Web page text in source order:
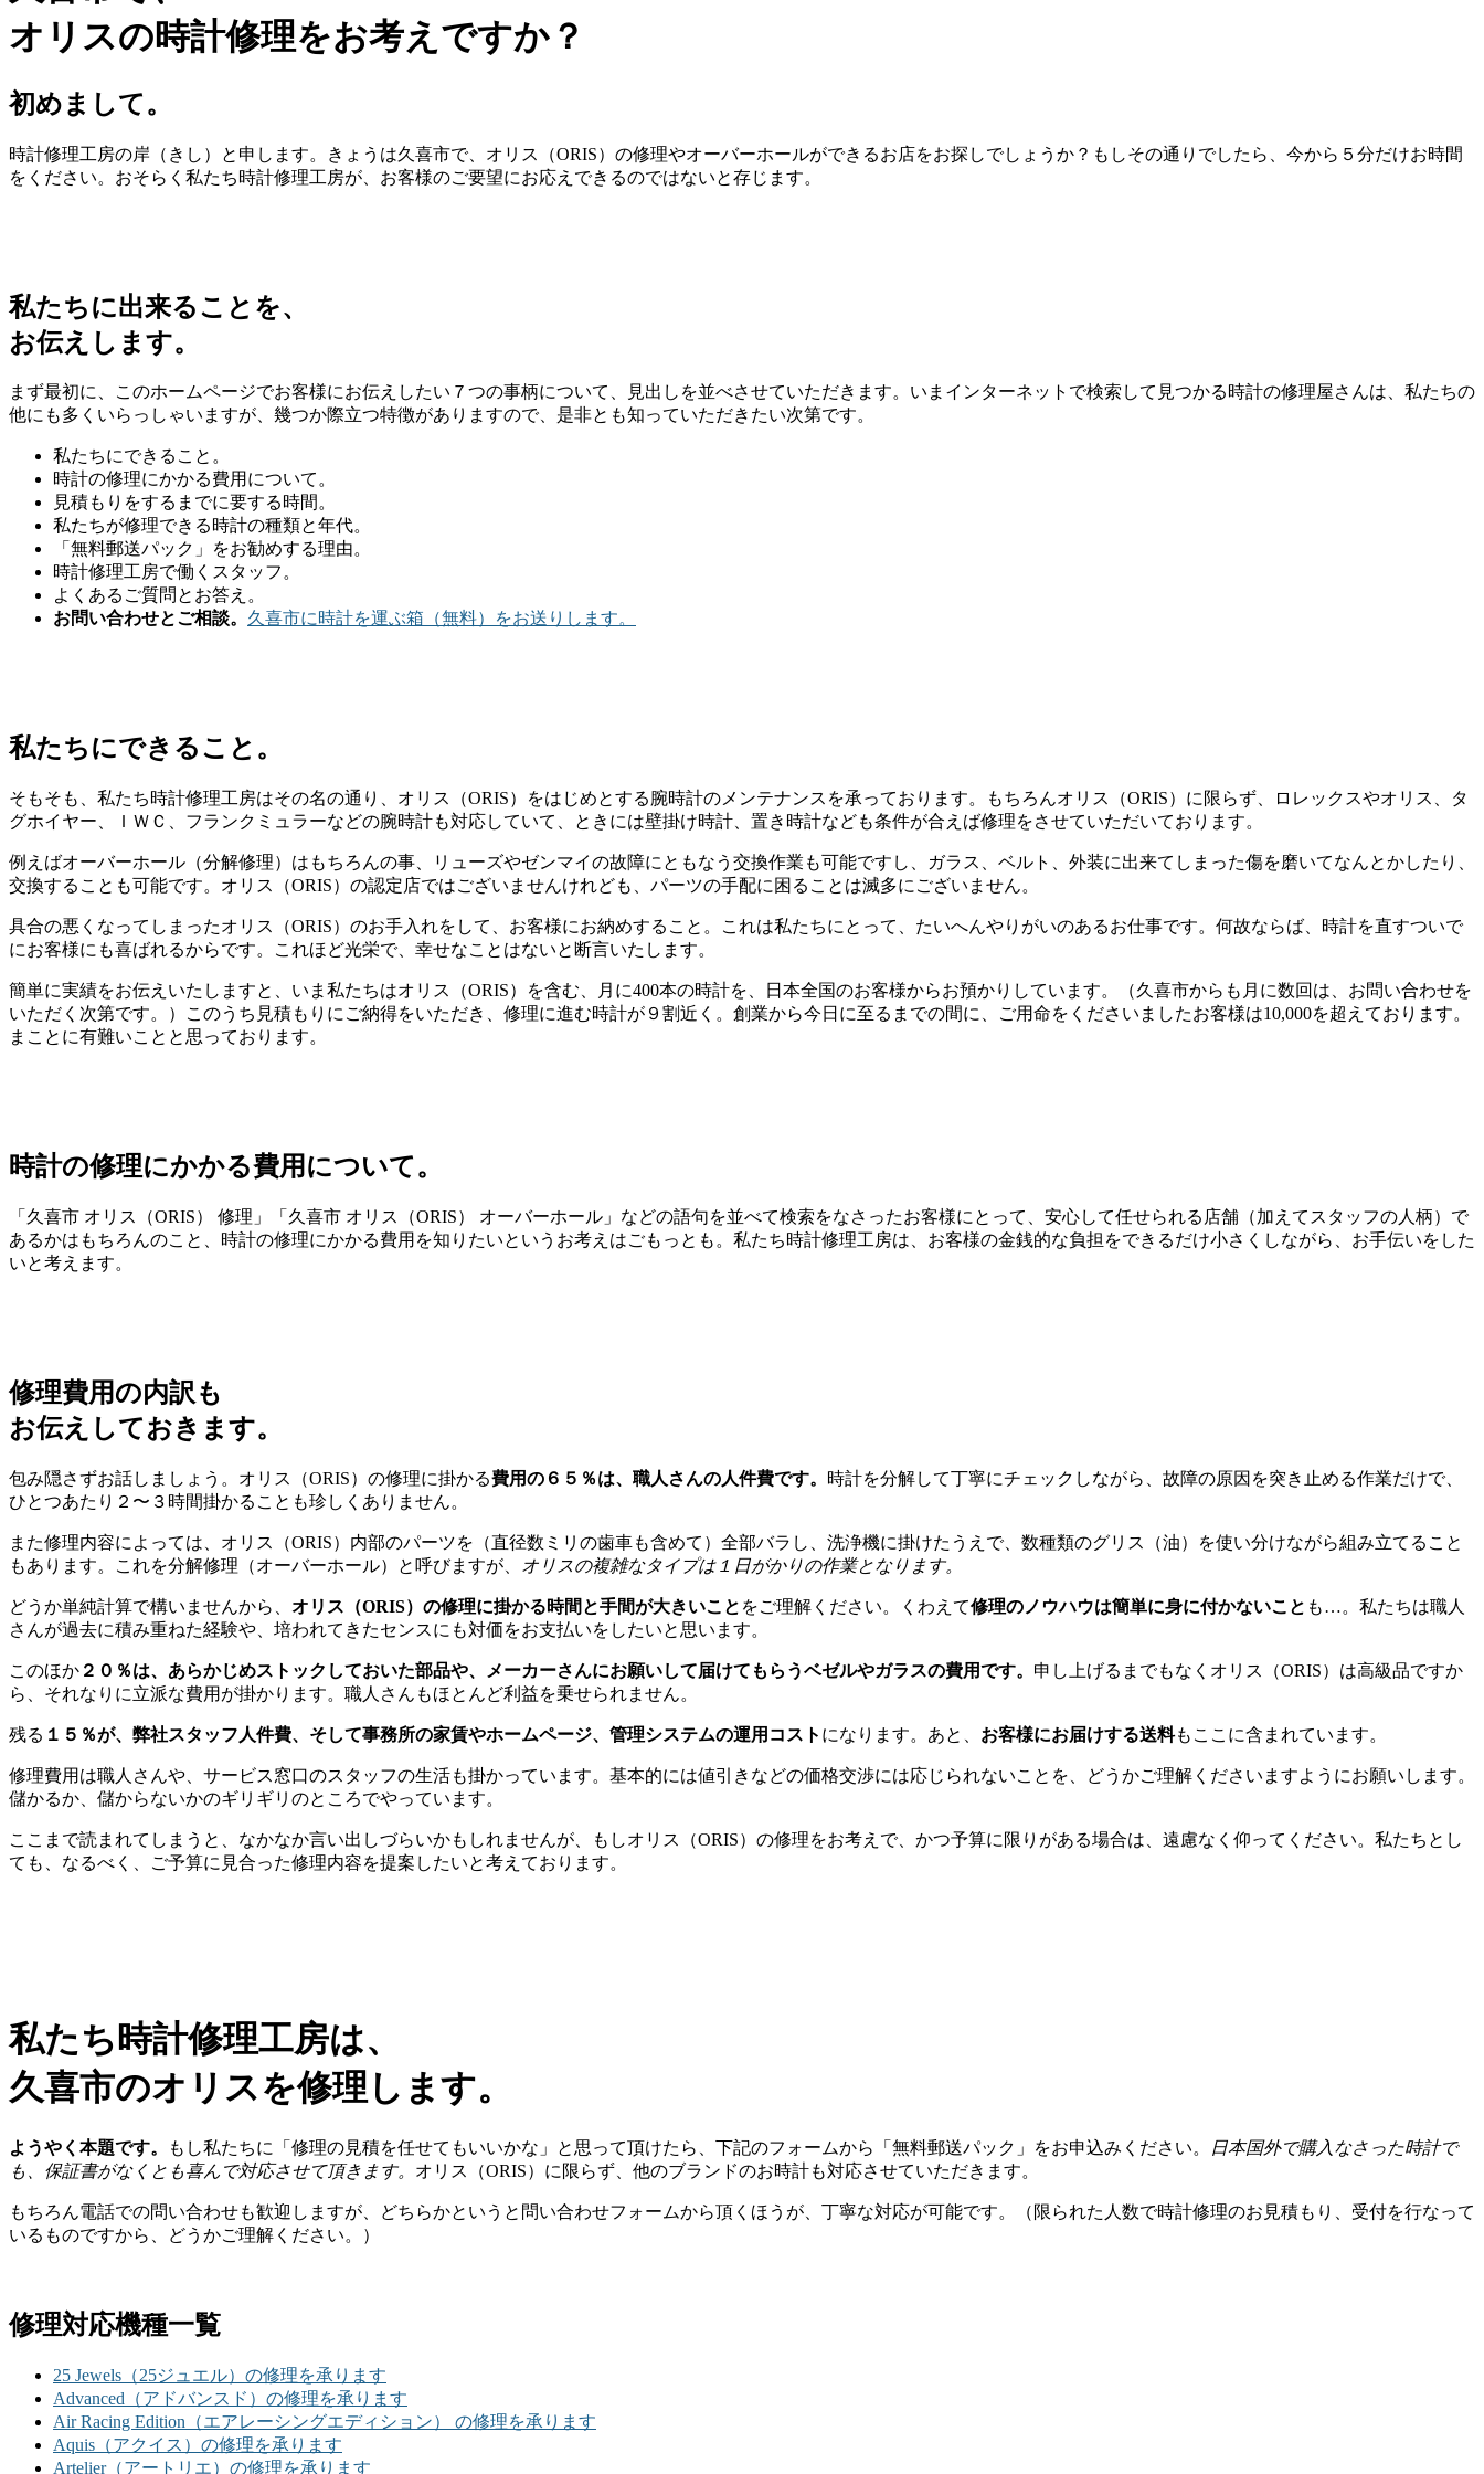
オリスの時計修理をお考えですか？
初めまして。
時計修理工房の岸（きし）と申します。きょうは久喜市で、オリス（ORIS）の修理やオーバーホールができるお店をお探しでしょうか？もしその通りでしたら、今から５分だけお時間
をください。おそらく私たち時計修理工房が、お客様のご要望にお応えできるのではないと存じます。
私たちに出来ることを、
お伝えします。
まず最初に、このホームページでお客様にお伝えしたい７つの事柄について、見出しを並べさせていただきます。いまインターネットで検索して見つかる時計の修理屋さんは、私たちの
他にも多くいらっしゃいますが、幾つか際立つ特徴がありますので、是非とも知っていただきたい次第です。
私たちにできること。
時計の修理にかかる費用について。
見積もりをするまでに要する時間。
私たちが修理できる時計の種類と年代。
「無料郵送パック」をお勧めする理由。
時計修理工房で働くスタッフ。
よくあるご質問とお答え。
お問い合わせとご相談。 久喜市に時計を運ぶ箱（無料）をお送りします。
私たちにできること。
そもそも、私たち時計修理工房はその名の通り、オリス（ORIS）をはじめとする腕時計のメンテナンスを承っております。もちろんオリス（ORIS）に限らず、ロレックスやオリス、タ
グホイヤー、ＩＷＣ、フランクミュラーなどの腕時計も対応していて、ときには壁掛け時計、置き時計なども条件が合えば修理をさせていただいております。
例えばオーバーホール（分解修理）はもちろんの事、リューズやゼンマイの故障にともなう交換作業も可能ですし、ガラス、ベルト、外装に出来てしまった傷を磨いてなんとかしたり、
交換することも可能です。オリス（ORIS）の認定店ではございませんけれども、パーツの手配に困ることは滅多にございません。
具合の悪くなってしまったオリス（ORIS）のお手入れをして、お客様にお納めすること。これは私たちにとって、たいへんやりがいのあるお仕事です。何故ならば、時計を直すついで
にお客様にも喜ばれるからです。これほど光栄で、幸せなことはないと断言いたします。
簡単に実績をお伝えいたしますと、いま私たちはオリス（ORIS）を含む、月に400本の時計を、日本全国のお客様からお預かりしています。（久喜市からも月に数回は、お問い合わせを
いただく次第です。）このうち見積もりにご納得をいただき、修理に進む時計が９割近く。創業から今日に至るまでの間に、ご用命をくださいましたお客様は10,000を超えております。
まことに有難いことと思っております。
時計の修理にかかる費用について。
「久喜市 オリス（ORIS） 修理」「久喜市 オリス（ORIS） オーバーホール」などの語句を並べて検索をなさったお客様にとって、安心して任せられる店舗（加えてスタッフの人柄）で
あるかはもちろんのこと、時計の修理にかかる費用を知りたいというお考えはごもっとも。私たち時計修理工房は、お客様の金銭的な負担をできるだけ小さくしながら、お手伝いをした
いと考えます。
修理費用の内訳も
お伝えしておきます。
包み隠さずお話しましょう。オリス（ORIS）の修理に掛かる費用の６５％は、職人さんの人件費です。 時計を分解して丁寧にチェックしながら、故障の原因を突き止める作業だけで、
ひとつあたり２〜３時間掛かることも珍しくありません。
また修理内容によっては、オリス（ORIS）内部のパーツを（直径数ミリの歯車も含めて）全部バラし、洗浄機に掛けたうえで、数種類のグリス（油）を使い分けながら組み立てること
もあります。これを分解修理（オーバーホール）と呼びますが、 オリスの複雑なタイプは１日がかりの作業となります。
どうか単純計算で構いませんから、 オリス（ORIS）の修理に掛かる時間と手間が大きいこと をご理解ください。くわえて修理のノウハウは簡単に身に付かないこと も…。私たちは職人
さんが過去に積み重ねた経験や、培われてきたセンスにも対価をお支払いをしたいと思います。
このほか ２０％は、あらかじめストックしておいた部品や、メーカーさんにお願いして届けてもらうベゼルやガラスの費用です。 申し上げるまでもなくオリス（ORIS）は高級品ですか
ら、それなりに立派な費用が掛かります。職人さんもほとんど利益を乗せられません。
残る １５％が、弊社スタッフ人件費、そして事務所の家賃やホームページ、管理システムの運用コスト になります。あと、 お客様にお届けする送料もここに含まれています。
修理費用は職人さんや、サービス窓口のスタッフの生活も掛かっています。基本的には値引きなどの価格交渉には応じられないことを、どうかご理解くださいますようにお願いします。
儲かるか、儲からないかのギリギリのところでやっています。
ここまで読まれてしまうと、なかなか言い出しづらいかもしれませんが、もしオリス（ORIS）の修理をお考えで、かつ予算に限りがある場合は、遠慮なく仰ってください。私たちとし
ても、なるべく、ご予算に見合った修理内容を提案したいと考えております。
私たち時計修理工房は、
久喜市のオリスを修理します。
ようやく本題です。 もし私たちに「修理の見積を任せてもいいかな」と思って頂けたら、下記のフォームから「無料郵送パック」をお申込みください。
日本国外で購入なさった時計で
も、保証書がなくとも喜んで対応させて頂きます。 オリス（ORIS）に限らず、他のブランドのお時計も対応させていただきます。
もちろん電話での問い合わせも歓迎しますが、どちらかというと問い合わせフォームから頂くほうが、丁寧な対応が可能です。（限られた人数で時計修理のお見積もり、受付を行なって
いるものですから、どうかご理解ください。）
修理対応機種一覧
25 Jewels（25ジュエル）の修理を承ります
Advanced（アドバンスド）の修理を承ります
Air Racing Edition（エアレーシングエディション） の修理を承ります
Aquis（アクイス）の修理を承ります
Artelier（アートリエ）の修理を承ります